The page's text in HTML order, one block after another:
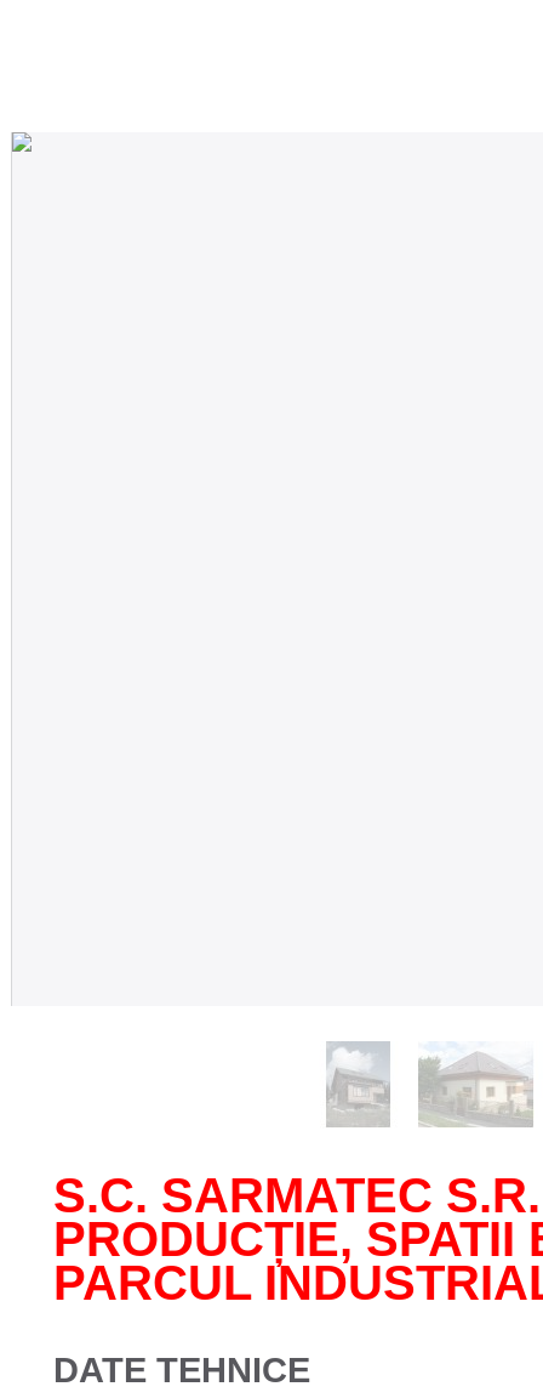
S.C. SARMATEC
PRODUCȚIE, SPATII
PARCUL
DATE TEHNICE